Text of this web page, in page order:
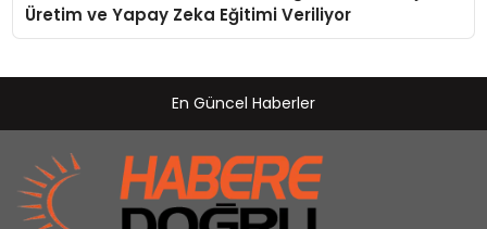
Üretim ve Yapay Zeka Eğitimi Veriliyor
En Güncel Haberler